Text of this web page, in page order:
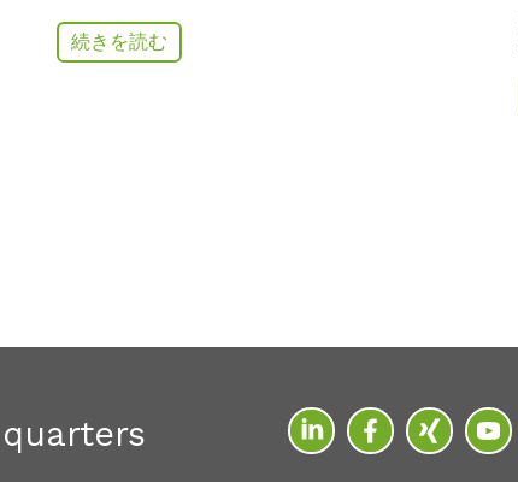
続きを読む